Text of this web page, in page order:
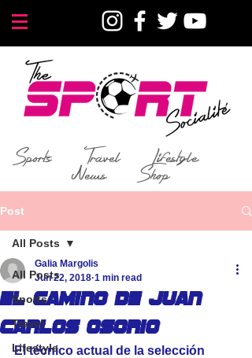
Sports Travel
Lifestyle
News
Shop
Post
All Posts
Sports
Travel
Lifestyle
All Posts
El camino de Juan
Carlos Osorio
Galia Margolis
Jun 22, 2018 1 min read
El técnico actual de la selección